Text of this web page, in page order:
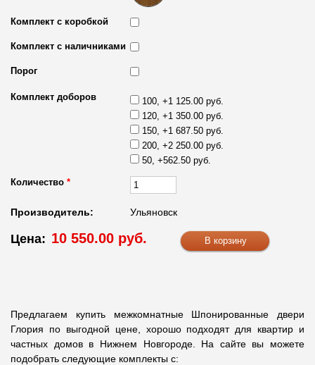
Комплект с коробкой
Комплект с наличниками
Порог
Комплект доборов
100, +1 125.00 руб.
120, +1 350.00 руб.
150, +1 687.50 руб.
200, +2 250.00 руб.
50, +562.50 руб.
Количество *
Производитель: Ульяновск
Цена: 10 550.00 руб.
Предлагаем купить межкомнатные Шпонированные двери
Глория по выгодной цене, хорошо подходят для квартир и
частных домов в Нижнем Новгороде. На сайте вы можете
подобрать следующие комплекты с: